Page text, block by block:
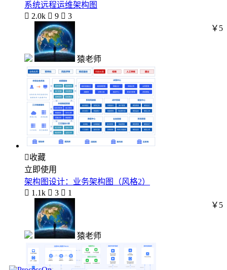
系统远程运维架构图
 2.0k  9  3
猿老师
￥5
收藏
立即使用
架构图设计：业务架构图（风格2）
 1.1k  3  1
猿老师
￥5